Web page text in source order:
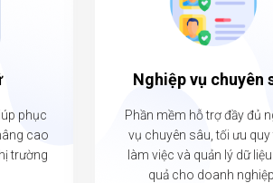
phục
cao
trường
Nghiệp vụ chuyên
Phần mềm hỗ trợ đầy đủ
vụ chuyên sâu, tối ưu quy
làm việc và quản lý dữ
quả cho doanh nghiệp.